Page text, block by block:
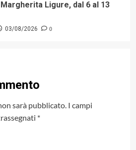
Ligure, dal 6 al 13
03/08/2026 0
sarà pubblicato. I campi
*